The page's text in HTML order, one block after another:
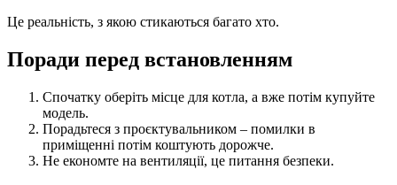
Це реальність, з якою стикаються багато хто.
Поради перед встановленням
Спочатку оберіть місце для котла, а вже потім купуйте
модель.
Порадьтеся з проєктувальником – помилки в
приміщенні потім коштують дорожче.
Не економте на вентиляції, це питання безпеки.